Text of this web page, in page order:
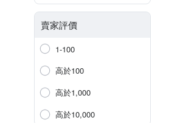
賣家評價
1-100
高於100
高於1,000
高於10,000